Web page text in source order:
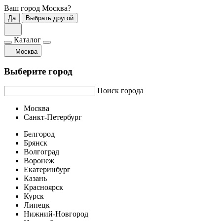
Ваш город Москва?
Да Выбрать другой
Каталог
Москва
Выберите город
Поиск города
Москва
Санкт-Петербург
Белгород
Брянск
Волгоград
Воронеж
Екатеринбург
Казань
Красноярск
Курск
Липецк
Нижний-Новгород